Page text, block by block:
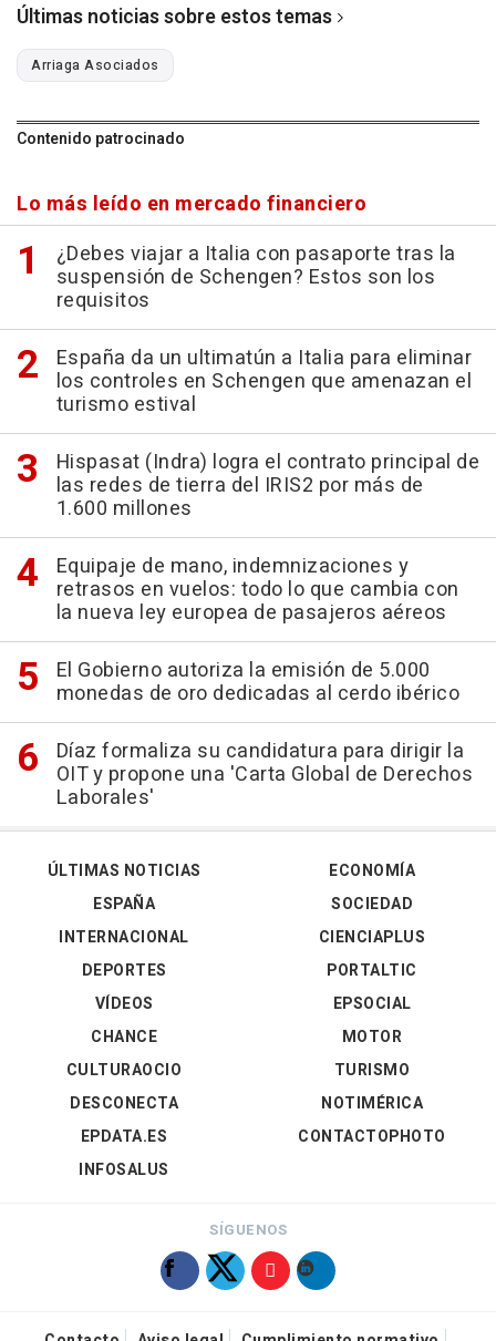
Últimas noticias sobre estos temas
Arriaga Asociados
Contenido patrocinado
Lo más leído en mercado financiero
¿Debes viajar a Italia con pasaporte tras la
suspensión de Schengen? Estos son los
requisitos
España da un ultimatún a Italia para eliminar
los controles en Schengen que amenazan el
turismo estival
Hispasat (Indra) logra el contrato principal de
las redes de tierra del IRIS2 por más de
1.600 millones
Equipaje de mano, indemnizaciones y
retrasos en vuelos: todo lo que cambia con
la nueva ley europea de pasajeros aéreos
El Gobierno autoriza la emisión de 5.000
monedas de oro dedicadas al cerdo ibérico
Díaz formaliza su candidatura para dirigir la
OIT y propone una 'Carta Global de Derechos
Laborales'
ÚLTIMAS NOTICIAS
ESPAÑA
INTERNACIONAL
DEPORTES
VÍDEOS
ECONOMÍA
SOCIEDAD
CIENCIAPLUS
PORTALTIC
EPSOCIAL
CHANCE
CULTURAOCIO
DESCONECTA
EPDATA.ES
INFOSALUS
MOTOR
TURISMO
NOTIMÉRICA
CONTACTOPHOTO
SÍGUENOS